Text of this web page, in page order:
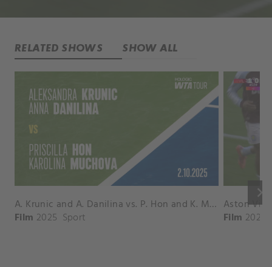
RELATED SHOWS SHOW ALL
keyboard_arrow_right
A. Krunic and A. Danilina vs. P. Hon and K. Muchova Match Highlights - BEIJING_Capital Group Diamond ( October 02, 2025)
Film 2025 Sport Film 2026